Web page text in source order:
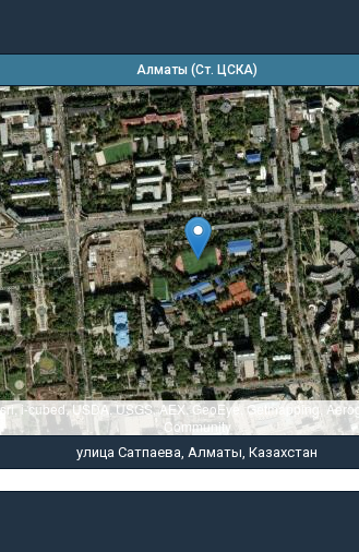
Алматы (Ст. ЦСКА)
i-cubed, USDA, USGS, AEX, GeoEye, Getmapping,
Community
улица Сатпаева, Алматы, Казахстан